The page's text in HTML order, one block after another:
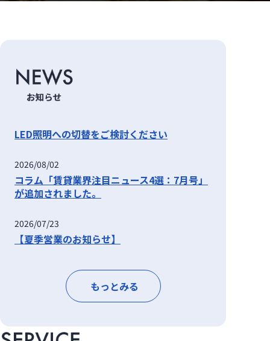
LED照明への切替をご検討ください
2026/08/02
コラム「賃貸業界注目ニュース4選：7月号」
が追加されました。
2026/07/23
【夏季営業のお知らせ】
もっとみる